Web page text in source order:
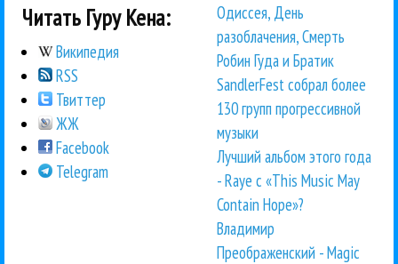
Читать Гуру Кена:
Википедия
RSS
Твиттер
ЖЖ
Facebook
Telegram
Одиссея, День
разоблачения, Смерть
Робин Гуда и Братик
SandlerFest собрал более
130 групп прогрессивной
музыки
Лучший альбом этого года
- Raye с «This Music May
Contain Hope»?
Владимир
Преображенский - Magic